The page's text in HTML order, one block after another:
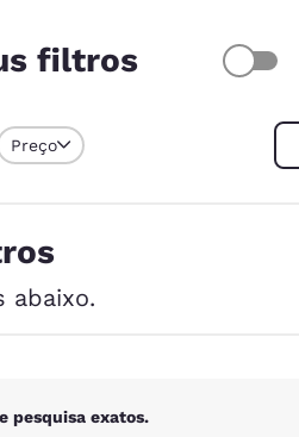
filtros
Preço
abaixo.
pesquisa exatos.